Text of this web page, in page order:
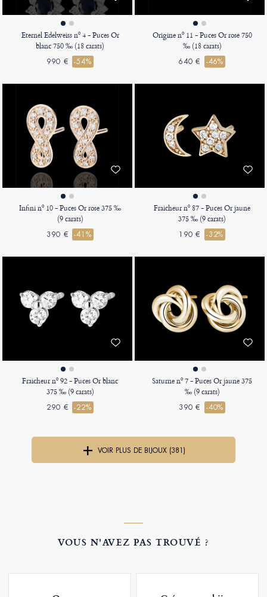
Eternel Edelweiss nº 4 - Puces Or
blanc 750 ‰ (18 carats)
990 € -54%
Origine nº 11 - Puces Or rose 750
‰ (18 carats)
640 € -46%
Infini nº 10 - Puces Or rose 375 ‰
(9 carats)
390 € -41%
Fraicheur nº 87 - Puces Or jaune
375 ‰ (9 carats)
190 € -32%
Fraicheur nº 92 - Puces Or blanc
375 ‰ (9 carats)
290 € -22%
Saturne nº 7 - Puces Or jaune 375
‰ (9 carats)
390 € -40%
VOIR PLUS DE BIJOUX (381)
VOUS N'AVEZ PAS TROUVÉ ?